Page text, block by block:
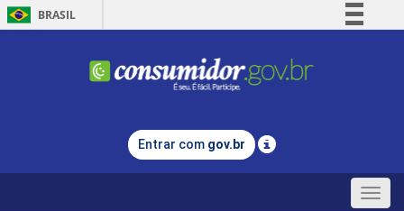
BRASIL
Comunica BR
Legislação
Entrar com gov.br
Toggle